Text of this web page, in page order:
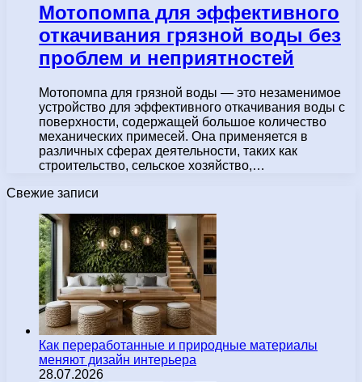
Мотопомпа для эффективного
откачивания грязной воды без
проблем и неприятностей
Мотопомпа для грязной воды — это незаменимое
устройство для эффективного откачивания воды с
поверхности, содержащей большое количество
механических примесей. Она применяется в
различных сферах деятельности, таких как
строительство, сельское хозяйство,…
Свежие записи
Как переработанные и природные материалы
меняют дизайн интерьера
28.07.2026